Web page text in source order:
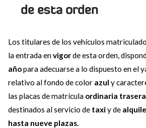
de esta orden
Los titulares de los vehículos
la entrada envigorde esta orden,
añopara adecuarse a lo dispuesto en el
relativo al fondo de color azul y
las placas de matrícula ordinaria
destinados al servicio de taxiy de
hasta nueve plazas.